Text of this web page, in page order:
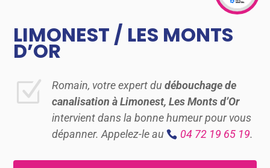
LIMONEST / LES MONTS
D’OR
Z Romain, votre expert dudébouchage de
canalisation à Limonest, Les Monts d’Or
intervient dans la bonne humeur pour vous
dépanner. Appelez-le au
04 72 19 65 19.